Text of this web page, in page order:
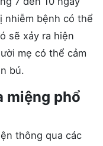
nhiễm bệnh có thể
sẽ xảy ra hiện
mẹ có thể cảm
bú.
miệng phổ
thông qua các